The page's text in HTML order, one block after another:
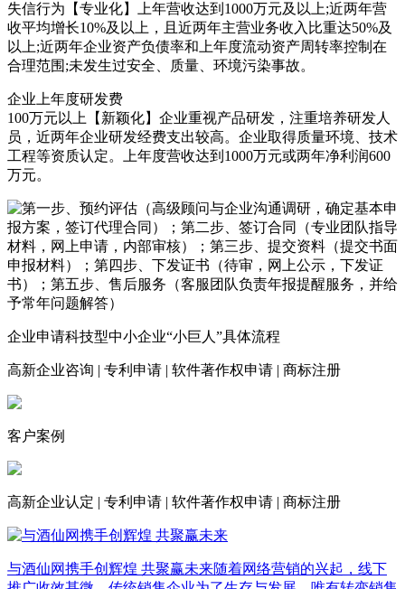
失信行为 【专业化】上年营收达到1000万元及以上;近两年营
收平均增长10%及以上，且近两年主营业务收入比重达50%及
以上;近两年企业资产负债率和上年度流动资产周转率控制在
合理范围;未发生过安全、质量、环境污染事故。
企业上年度研发费
100万元以上
【新颖化】企业重视产品研发，注重培养研发人
员，近两年企业研发经费支出较高。企业取得质量环境、技术
工程等资质认定。上年度营收达到1000万元或两年净利润600
万元。
企业申请科技型中小企业“小巨人”具体流程
高新企业咨询 | 专利申请 | 软件著作权申请 | 商标注册
客户案例
高新企业认定 | 专利申请 | 软件著作权申请 | 商标注册
与酒仙网携手创辉煌 共聚赢未来随着网络营销的兴起，线下